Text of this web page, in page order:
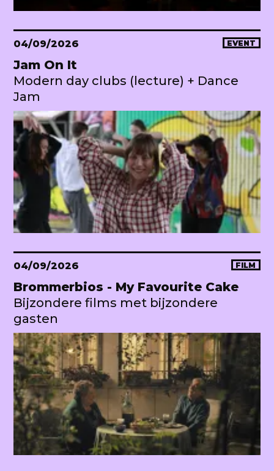
04/09/2026 EVENT
Jam On It
Modern day clubs (lecture) + Dance
Jam
04/09/2026 FILM
Brommerbios - My Favourite Cake
Bijzondere films met bijzondere
gasten